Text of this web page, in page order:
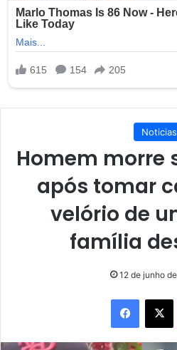
Noticias
Homem morre
após tomar
velório de
família
12 de junho
X